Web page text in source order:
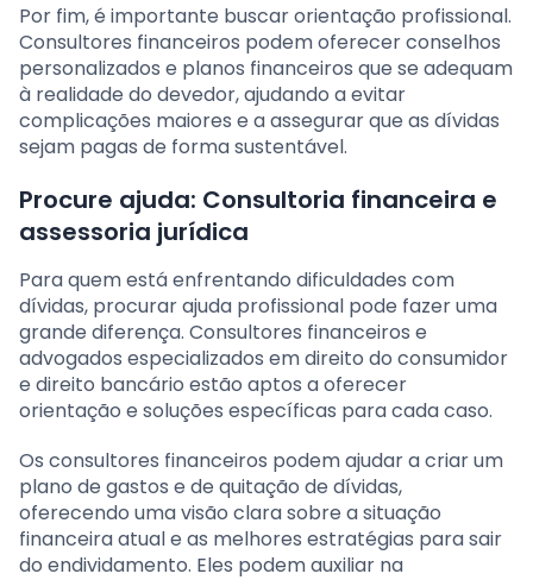
Por fim, é importante buscar orientação profissional.
Consultores financeiros podem oferecer conselhos
personalizados e planos financeiros que se adequam
à realidade do devedor, ajudando a evitar
complicações maiores e a assegurar que as dívidas
sejam pagas de forma sustentável.
Procure ajuda: Consultoria financeira e
assessoria jurídica
Para quem está enfrentando dificuldades com
dívidas, procurar ajuda profissional pode fazer uma
grande diferença. Consultores financeiros e
advogados especializados em direito do consumidor
e direito bancário estão aptos a oferecer
orientação e soluções específicas para cada caso.
Os consultores financeiros podem ajudar a criar um
plano de gastos e de quitação de dívidas,
oferecendo uma visão clara sobre a situação
financeira atual e as melhores estratégias para sair
do endividamento. Eles podem auxiliar na